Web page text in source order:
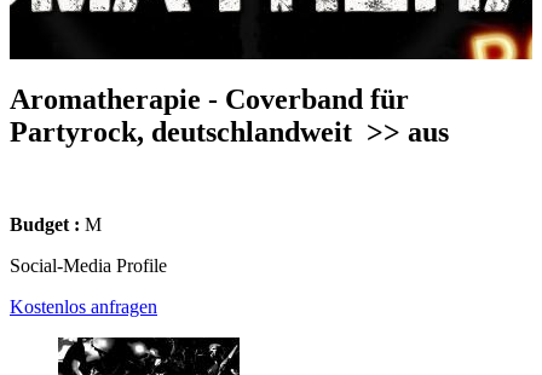
Aromatherapie - Coverband für
Partyrock, deutschlandweit >> aus
Budget : M
Social-Media Profile
Kostenlos anfragen